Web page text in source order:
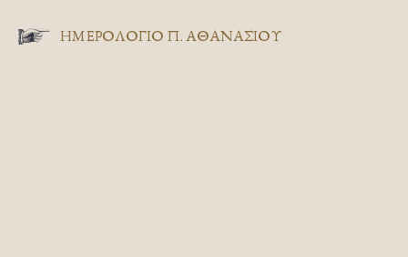
ΗΜΕΡΟΛΟΓΙΟ Π. ΑΘΑΝΑΣΙΟΥ